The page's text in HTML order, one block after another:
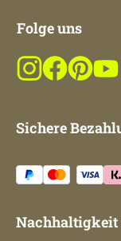
Folge uns
Sichere
Nachhaltigkeit